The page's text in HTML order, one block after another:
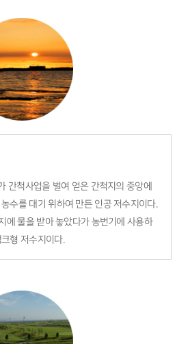
간척사업을 벌여 얻은 간척지의 중앙에
수를 대기 위하여 만든 인공 저수지이다.
에 물을 받아 놓았다가 농번기에 사용하
형 저수지이다.